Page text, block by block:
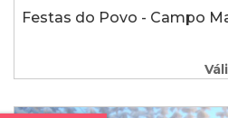
Festas do Povo - Campo